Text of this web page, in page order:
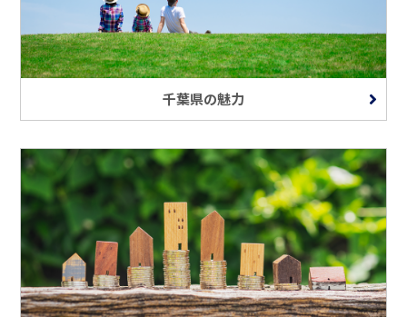
千葉県の魅力